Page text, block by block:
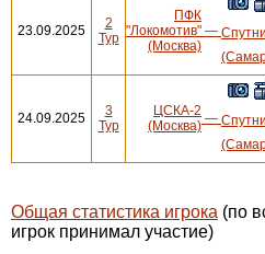
23.09.2025
2
Тур
ПФК
"Локомотив"
(Москва)
—
24.09.2025
3
Тур
ЦСКА-2
(Москва) —
Общая статистика игрока (по
игрок принимал участие)